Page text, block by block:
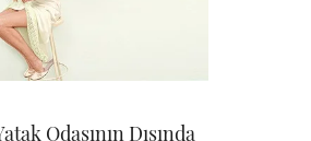
Odasının Dışında